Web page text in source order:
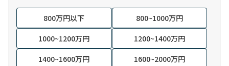
800万円以下
800~1000万円
1000~1200万円
1200~1400万円
1400~1600万円
1600~2000万円